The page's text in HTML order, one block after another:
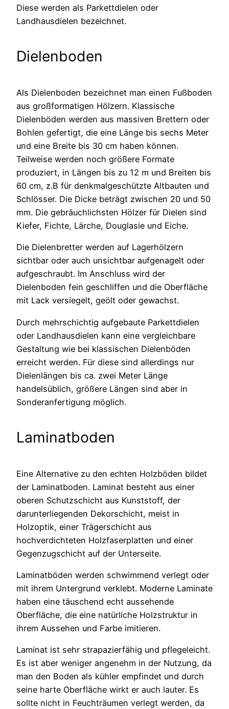
Diese werden als Parkettdielen oder
Landhausdielen bezeichnet.
Dielenboden
Als Dielenboden bezeichnet man einen Fußboden
aus großformatigen Hölzern. Klassische
Dielenböden werden aus massiven Brettern oder
Bohlen gefertigt, die eine Länge bis sechs Meter
und eine Breite bis 30 cm haben können.
Teilweise werden noch größere Formate
produziert, in Längen bis zu 12 m und Breiten bis
60 cm, z.B für denkmalgeschützte Altbauten und
Schlösser. Die Dicke beträgt zwischen 20 und 50
mm. Die gebräuchlichsten Hölzer für Dielen sind
Kiefer, Fichte, Lärche, Douglasie und Eiche.
Die Dielenbretter werden auf Lagerhölzern
sichtbar oder auch unsichtbar aufgenagelt oder
aufgeschraubt. Im Anschluss wird der
Dielenboden fein geschliffen und die Oberfläche
mit Lack versiegelt, geölt oder gewachst.
Durch mehrschichtig aufgebaute Parkettdielen
oder Landhausdielen kann eine vergleichbare
Gestaltung wie bei klassischen Dielenböden
erreicht werden. Für diese sind allerdings nur
Dielenlängen bis ca. zwei Meter Länge
handelsüblich, größere Längen sind aber in
Sonderanfertigung möglich.
Laminatboden
Eine Alternative zu den echten Holzböden bildet
der Laminatboden. Laminat besteht aus einer
oberen Schutzschicht aus Kunststoff, der
darunterliegenden Dekorschicht, meist in
Holzoptik, einer Trägerschicht aus
hochverdichteten Holzfaserplatten und einer
Gegenzugschicht auf der Unterseite.
Laminatböden werden schwimmend verlegt oder
mit ihrem Untergrund verklebt. Moderne Laminate
haben eine täuschend echt aussehende
Oberfläche, die eine natürliche Holzstruktur in
ihrem Aussehen und Farbe imitieren.
Laminat ist sehr strapazierfähig und pflegeleicht.
Es ist aber weniger angenehm in der Nutzung, da
man den Boden als kühler empfindet und durch
seine harte Oberfläche wirkt er auch lauter. Es
sollte nicht in Feuchträumen verlegt werden, da